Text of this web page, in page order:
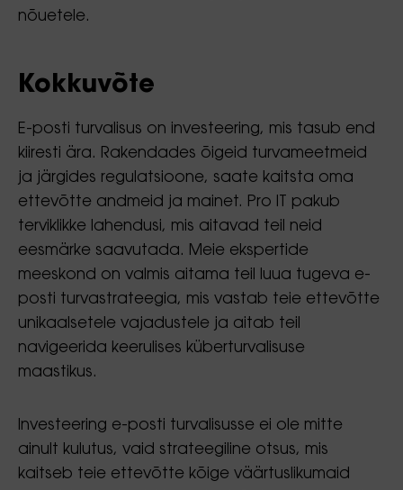
nõuetele.
Kokkuvõte
E-posti turvalisus on investeering, mis tasub end
kiiresti ära. Rakendades õigeid turvameetmeid
ja järgides regulatsioone, saate kaitsta oma
ettevõtte andmeid ja mainet. Pro IT pakub
terviklikke lahendusi, mis aitavad teil neid
eesmärke saavutada. Meie ekspertide
meeskond on valmis aitama teil luua tugeva e-
posti turvastrateegia, mis vastab teie ettevõtte
unikaalsetele vajadustele ja aitab teil
navigeerida keerulises küberturvalisuse
maastikus.
Investeering e-posti turvalisusse ei ole mitte
ainult kulutus, vaid strateegiline otsus, mis
kaitseb teie ettevõtte kõige väärtuslikumaid